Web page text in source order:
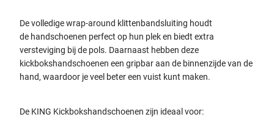
De volledige wrap-around klittenbandsluiting houdt
de handschoenen perfect op hun plek en biedt extra
versteviging bij de pols. Daarnaast hebben deze
kickbokshandschoenen een gripbar aan de binnenzijde van de
hand, waardoor je veel beter een vuist kunt maken.
De KING Kickbokshandschoenen zijn ideaal voor: